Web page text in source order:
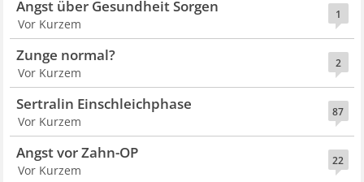
1
Angst über Gesundheit Sorgen
Vor Kurzem
2
Zunge normal?
Vor Kurzem
87
Sertralin Einschleichphase
Vor Kurzem
22
Angst vor Zahn-OP
Vor Kurzem